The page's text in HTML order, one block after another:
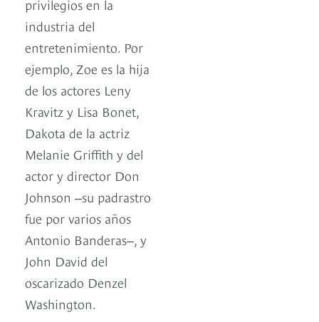
privilegios en la
industria del
entretenimiento. Por
ejemplo, Zoe es la hija
de los actores Leny
Kravitz y Lisa Bonet,
Dakota de la actriz
Melanie Griffith y del
actor y director Don
Johnson ‒su padrastro
fue por varios años
Antonio Banderas‒, y
John David del
oscarizado Denzel
Washington.